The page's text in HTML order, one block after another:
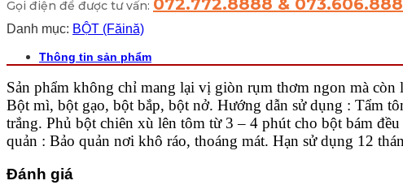
100g
số
Gọi điện để được tư vấn: 072.772.8888 &
Danh mục: BỘT (Făină)
Thông tin sản phẩm
Sản phẩm không chỉ mang lại vị giòn rụm thơm ngon mà
Bột mì, bột gạo, bột bắp, bột nở. Hướng dẫn sử dụng : Tẩm
trắng. Phủ bột chiên xù lên tôm từ 3 – 4 phút cho bột bám
quản : Bảo quản nơi khô ráo, thoáng mát. Hạn sử dụng 12
Đánh giá